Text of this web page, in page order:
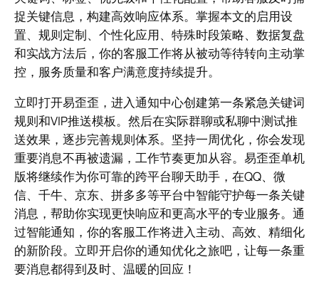
捉关键信息，构建高效响应体系。掌握本文的启用设
置、规则定制、个性化应用、特殊时段策略、数据复盘
和实战方法后，你的客服工作将从被动等待转向主动掌
控，服务质量和客户满意度持续提升。
立即打开易歪歪，进入通知中心创建第一条紧急关键词
规则和VIP推送模板。然后在实际群聊或私聊中测试推
送效果，逐步完善规则体系。坚持一周优化，你会发现
重要消息不再被遗漏，工作节奏更加从容。易歪歪单机
版将继续作为你可靠的跨平台聊天助手，在QQ、微
信、千牛、京东、拼多多等平台中智能守护每一条关键
消息，帮助你实现更快响应和更高水平的专业服务。通
过智能通知，你的客服工作将进入主动、高效、精细化
的新阶段。立即开启你的通知优化之旅吧，让每一条重
要消息都得到及时、温暖的回应！